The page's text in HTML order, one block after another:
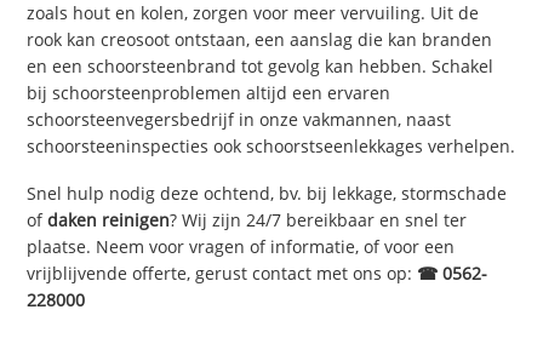
zoals hout en kolen, zorgen voor meer vervuiling. Uit de
rook kan creosoot ontstaan, een aanslag die kan branden
en een schoorsteenbrand tot gevolg kan hebben. Schakel
bij schoorsteenproblemen altijd een ervaren
schoorsteenvegersbedrijf in onze vakmannen, naast
schoorsteeninspecties ook schoorstseenlekkages verhelpen.
Snel hulp nodig deze ochtend, bv. bij lekkage, stormschade
ofdaken reinigen? Wij zijn 24/7 bereikbaar en snel ter
plaatse. Neem voor vragen of informatie, of voor een
vrijblijvende offerte, gerust contact met ons op: ☎ 0562-
228000